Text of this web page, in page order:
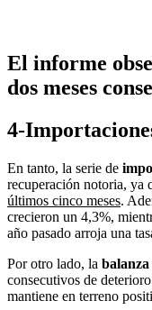
El informe
dos meses
4-
En tanto, la serie de
recuperación notoria, ya
últimos cinco meses.
crecieron un 4,3%,
año pasado arroja una
Por otro lado, la
consecutivos de
mantiene en terreno